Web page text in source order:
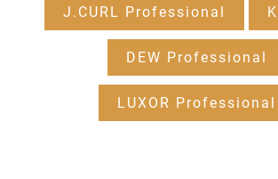
J.CURL Professional
DEW Professional
LUXOR Professional